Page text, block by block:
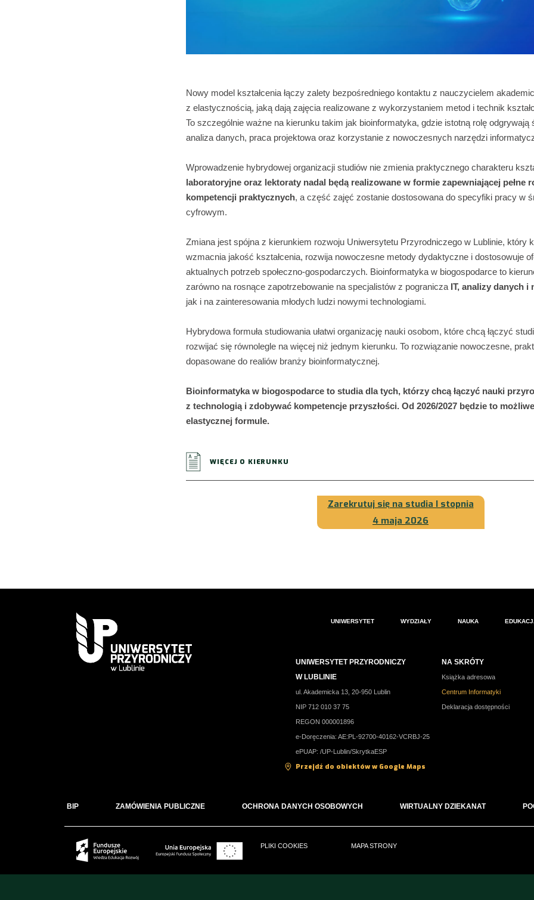
Nowy model kształcenia łączy zalety bezpośredniego kontaktu z nauczycielem
z elastycznością, jaką dają zajęcia realizowane z wykorzystaniem metod i technik
To szczególnie ważne na kierunku takim jak bioinformatyka, gdzie istotną rolę
analiza danych, praca projektowa oraz korzystanie z nowoczesnych narzędzi
Wprowadzenie hybrydowej organizacji studiów nie zmienia praktycznego charakteru
laboratoryjne oraz lektoraty nadal będą realizowane w formie zapewniającej pełne
kompetencji praktycznych, a część zajęć zostanie dostosowana do specyfiki pracy w
cyfrowym.
Zmiana jest spójna z kierunkiem rozwoju Uniwersytetu Przyrodniczego w Lublinie, który
wzmacnia jakość kształcenia, rozwija nowoczesne metody dydaktyczne i dostosowuje
aktualnych potrzeb społeczno-gospodarczych. Bioinformatyka w biogospodarce to
zarówno na rosnące zapotrzebowanie na specjalistów z pogranicza IT, analizy danych
jak i na zainteresowania młodych ludzi nowymi technologiami.
Hybrydowa formuła studiowania ułatwi organizację nauki osobom, które chcą łączyć
rozwijać się równolegle na więcej niż jednym kierunku. To rozwiązanie nowoczesne,
dopasowane do realiów branży bioinformatycznej.
Bioinformatyka w biogospodarce to studia dla tych, którzy chcą łączyć nauki
z technologią i zdobywać kompetencje przyszłości. Od 2026/2027 będzie to
elastycznej formule.
WIĘCEJ O KIERUNKU
Zarekrutuj się na studia I stopnia
4 maja 2026
UNIWERSYTET WYDZIAŁY NAUKA
UNIWERSYTET PRZYRODNICZY
W LUBLINIE
ul. Akademicka 13, 20-950 Lublin
NIP 712 010 37 75
REGON 000001896
e-Doręczenia: AE:PL-92700-40162-VCRBJ-25
ePUAP: /UP-Lublin/SkrytkaESP
Przejdź do obiektów w Google Maps
NA SKRÓTY
Książka adresowa
Centrum Informatyki
Deklaracja dostępności
BIP ZAMÓWIENIA PUBLICZNE OCHRONA DANYCH OSOBOWYCH WIRTUALNY DZIEKANAT
PLIKI COOKIES MAPA STRONY